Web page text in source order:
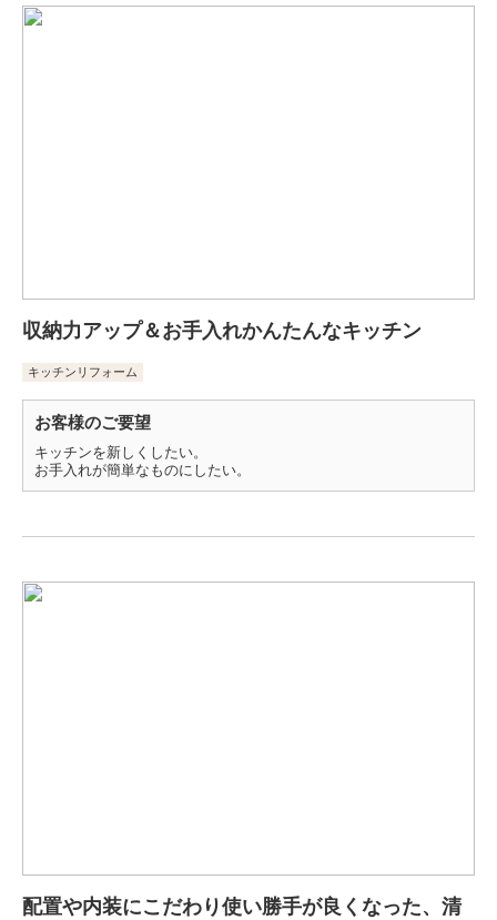
収納力アップ＆お手入れかんたんなキッチン
キッチンリフォーム
お客様のご要望
キッチンを新しくしたい。
お手入れが簡単なものにしたい。
配置や内装にこだわり使い勝手が良くなった、清